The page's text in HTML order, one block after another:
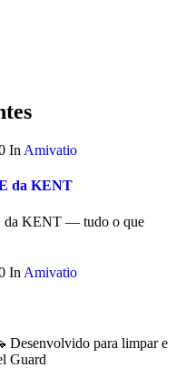
In Amivatio
da KENT
da KENT — tudo o que
In Amivatio
Desenvolvido para limpar e
Guard